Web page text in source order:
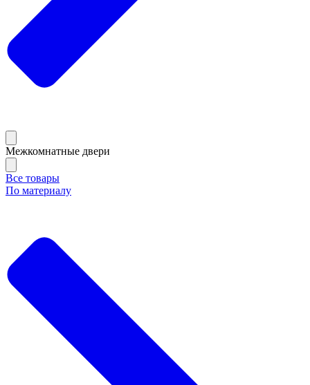
Межкомнатные двери
Все товары
По материалу